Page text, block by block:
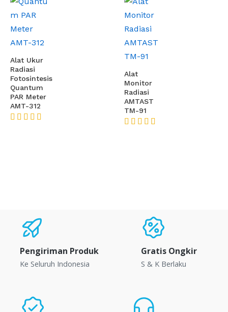
Alat Ukur
Radiasi
Fotosintesis
Quantum
PAR Meter
AMT-312
Alat
Monitor
Radiasi
AMTAST
TM-91
Pengiriman Produk
Ke Seluruh Indonesia
Gratis Ongkir
S & K Berlaku